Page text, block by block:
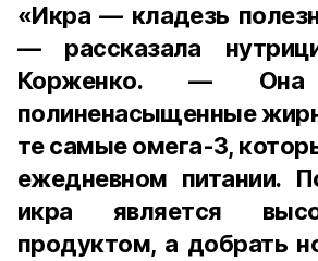
«Икра — кладезь
— рассказала
Корженко. — Она
полиненасыщенные
те самые омега-3,
ежедневном питании.
икра является
продуктом, а добрать